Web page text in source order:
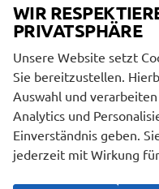
Benzin
AUSSENFARBE
WIR
PRIVATSPHÄRE
Unsere Website setzt
Sie bereitzustellen.
Auswahl und
Analytics und
Einverständnis geben.
jederzeit mit Wirkung